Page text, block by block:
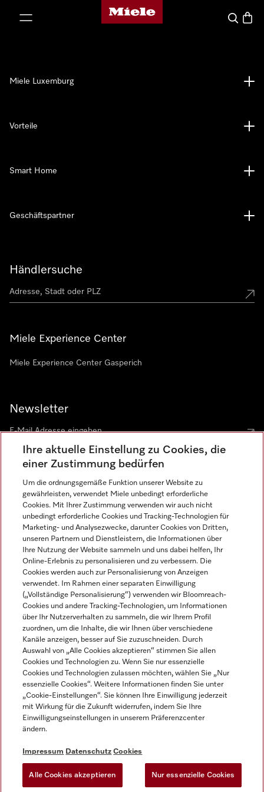
Miele-Homepage
Suche
Händlersuche
Miele Experience Center
Miele Experience Center Gasperich
Newsletter
Sprache
DEUTSCH
Miele Luxemburg
Vorteile
Smart Home
Geschäftspartner
Impressum
AGB
Datenschutz
Nutzungsbedingungen
Gesetzen über digitale Dienste
Cookie-Einstellungen
Miele auf Instagram
Miele auf Youtube
Ihre aktuelle Einstellung zu Cookies, die
einer Zustimmung bedürfen
Um die ordnungsgemäße Funktion unserer Website zu
gewährleisten, verwendet Miele unbedingt erforderliche
Cookies. Mit Ihrer Zustimmung verwenden wir auch nicht
unbedingt erforderliche Cookies und Tracking-Technologien für
Marketing- und Analysezwecke, darunter Cookies von Dritten,
unseren Partnern und Dienstleistern, die Informationen über
Ihre Nutzung der Website sammeln und uns dabei helfen, Ihr
Online-Erlebnis zu personalisieren und zu verbessern. Die
Cookies werden auch zur Personalisierung von Anzeigen
verwendet. Im Rahmen einer separaten Einwilligung
(„Vollständige Personalisierung“) verwenden wir Bloomreach-
Cookies und andere Tracking-Technologien, um Informationen
über Ihr Nutzerverhalten zu sammeln, die wir Ihrem Profil
zuordnen, um die Inhalte, die wir Ihnen über verschiedene
Kanäle anzeigen, besser auf Sie zuzuschneiden. Durch
Auswahl von „Alle Cookies akzeptieren“ stimmen Sie allen
Cookies und Technologien zu. Wenn Sie nur essenzielle
Cookies und Technologien zulassen möchten, wählen Sie „Nur
essenzielle Cookies“. Weitere Informationen finden Sie unter
„Cookie-Einstellungen“. Sie können Ihre Einwilligung jederzeit
mit Wirkung für die Zukunft widerrufen, indem Sie Ihre
Einwilligungseinstellungen in unserem Präferenzcenter
ändern.
Impressum Datenschutz Cookies
Alle Cookies akzeptieren Nur essenzielle Cookies